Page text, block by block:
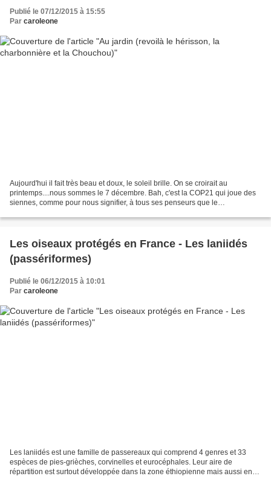
Publié le 07/12/2015 à 15:55
Par caroleone
Aujourd'hui il fait très beau et doux, le soleil brille. On se croirait au
printemps....nous sommes le 7 décembre. Bah, c'est la COP21 qui joue des
siennes, comme pour nous signifier, à tous ses penseurs que le
Les oiseaux protégés en France - Les laniidés
(passériformes)
Publié le 06/12/2015 à 10:01
Par caroleone
Les laniidés est une famille de passereaux qui comprend 4 genres et 33
espèces de pies-grièches, corvinelles et eurocéphales. Leur aire de
répartition est surtout développée dans la zone éthiopienne mais aussi en